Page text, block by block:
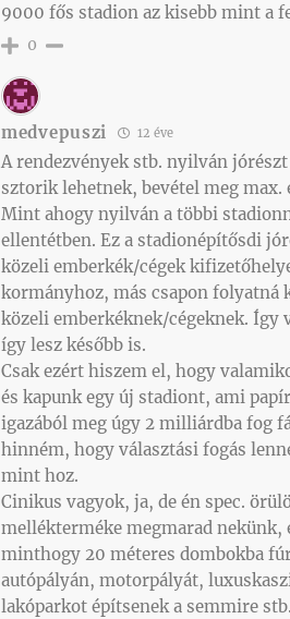
9000 fős stadion az kisebb mint a
0
medvepuszi 12 éve
A rendezvények stb. nyilván
sztorik lehetnek, bevétel meg max.
Mint ahogy nyilván a többi
ellentétben. Ez a stadionépítősdi
közeli emberkék/cégek
kormányhoz, más csapon
közeli emberkéknek/cégeknek. Így
így lesz később is.
Csak ezért hiszem el, hogy
és kapunk egy új stadiont, ami
igazából meg úgy 2 milliárdba fog
hinném, hogy választási fogás
mint hoz.
Cinikus vagyok, ja, de én spec.
mellékterméke megmarad nekünk,
minthogy 20 méteres dombokba
autópályán, motorpályát,
lakóparkot építsenek a semmire